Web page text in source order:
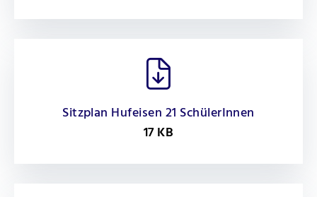
Sitzplan Hufeisen 21 SchülerInnen
17 KB